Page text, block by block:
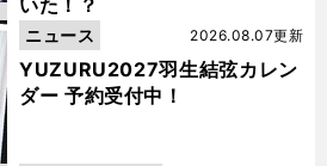
YUZURU2027羽生結弦カレン
ダー 予約受付中！
2026.08.07更新
ニュース